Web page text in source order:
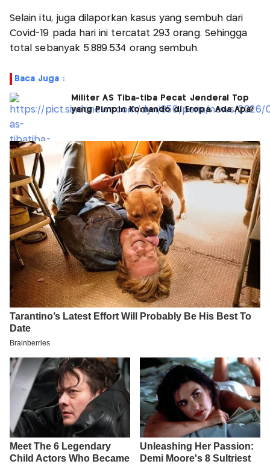
Selain itu, juga dilaporkan kasus yang sembuh dari
Covid-19 pada hari ini tercatat 293 orang. Sehingga
total sebanyak 5.889.534 orang sembuh.
Baca Juga :
Militer AS Tiba-tiba Pecat Jenderal Top
yang Pimpin Komando di Eropa, Ada Apa?